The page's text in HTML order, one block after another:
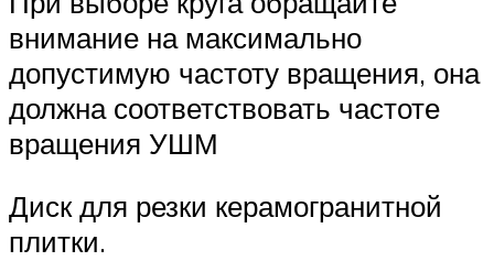
внимание на максимально
допустимую частоту вращения, она
должна соответствовать частоте
вращения УШМ
Диск для резки керамогранитной
плитки.